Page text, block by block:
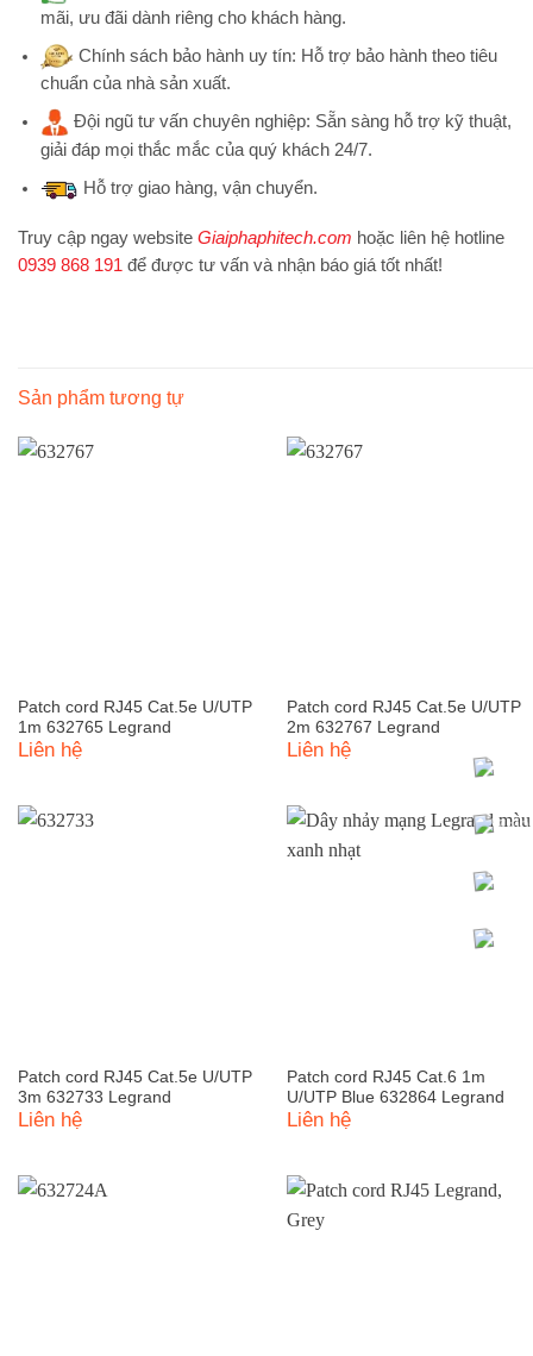
mãi, ưu đãi dành riêng cho khách hàng.
Chính sách bảo hành uy tín: Hỗ trợ bảo hành theo tiêu
chuẩn của nhà sản xuất.
Đội ngũ tư vấn chuyên nghiệp: Sẵn sàng hỗ trợ kỹ thuật,
giải đáp mọi thắc mắc của quý khách 24/7.
Hỗ trợgiao hàng, vận chuyển.
Truy cập ngay website Giaiphaphitech.com hoặc liên hệ hotline
0939 868 191 để được tư vấn và nhận báo giá tốt nhất!
Sản phẩm tương tự
Patch cord RJ45 Cat.5e U/UTP
1m 632765 Legrand
Liên hệ
Patch cord RJ45 Cat.5e U/UTP
2m 632767 Legrand
Liên hệ
Patch cord RJ45 Cat.5e U/UTP
3m 632733 Legrand
Liên hệ
Patch cord RJ45 Cat.6 1m
U/UTP Blue 632864 Legrand
Liên hệ